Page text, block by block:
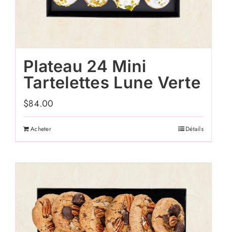
Plateau 24 Mini
Tartelettes Lune Verte
$84.00
Acheter Détails